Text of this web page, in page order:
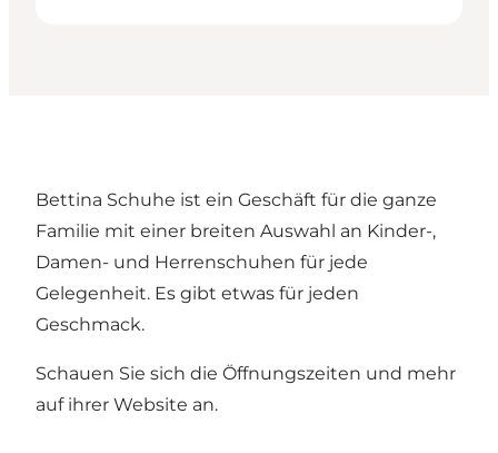
Bettina Schuhe ist ein Geschäft für die ganze
Familie mit einer breiten Auswahl an Kinder-,
Damen- und Herrenschuhen für jede
Gelegenheit. Es gibt etwas für jeden
Geschmack.
Schauen Sie sich die Öffnungszeiten und mehr
auf ihrer Website an.